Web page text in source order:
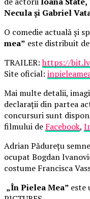
Necula și Gabriel
O comedie actuală și
mea” este distribuit de
TRAILER:https://
Site oficial:
Mai multe detalii,
declarații din partea
concursuri sunt
filmului de Facebook,
Adrian Pădurețu
ocupat Bogdan
costume Francisca
„În Pielea Mea” este